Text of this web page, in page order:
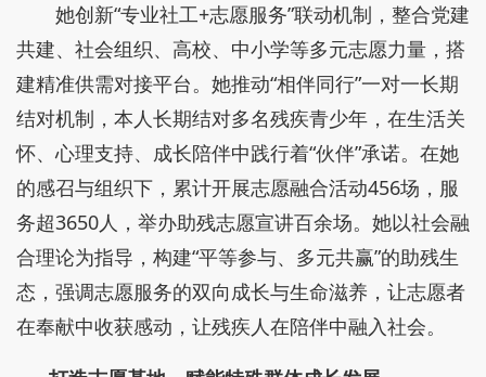
她创新“专业社工+志愿服务”联动机制，整合党建
共建、社会组织、高校、中小学等多元志愿力量，搭
建精准供需对接平台。她推动“相伴同行”一对一长期
结对机制，本人长期结对多名残疾青少年，在生活关
怀、心理支持、成长陪伴中践行着“伙伴”承诺。在她
的感召与组织下，累计开展志愿融合活动456场，服
务超3650人，举办助残志愿宣讲百余场。她以社会融
合理论为指导，构建“平等参与、多元共赢”的助残生
态，强调志愿服务的双向成长与生命滋养，让志愿者
在奉献中收获感动，让残疾人在陪伴中融入社会。